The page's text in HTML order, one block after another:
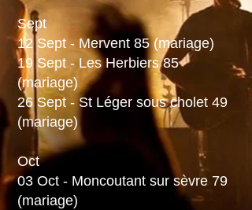
Sept
12 Sept - Mervent 85 (mariage)
19 Sept - Les Herbiers 85
(mariage)
26 Sept - St Léger sous cholet 49
(mariage)
Oct
03 Oct - Moncoutant sur sèvre 79
(mariage)